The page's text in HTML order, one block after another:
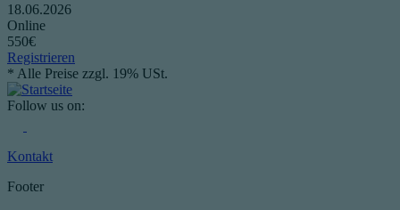
18.06.2026
Online
550€
Registrieren
* Alle Preise zzgl. 19% USt.
Follow us on:
Kontakt
Footer